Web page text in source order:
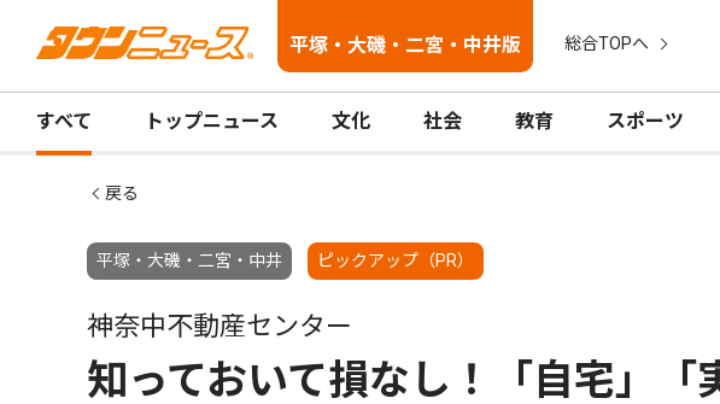
平塚・大磯・二宮・中井版 総合TOPへ
すべて トップニュース 文化 社会 教育 スポーツ
戻る
平塚・大磯・二宮・中井 ピックアップ（PR）
神奈中不動産センター
知っておいて損なし！「自宅」「